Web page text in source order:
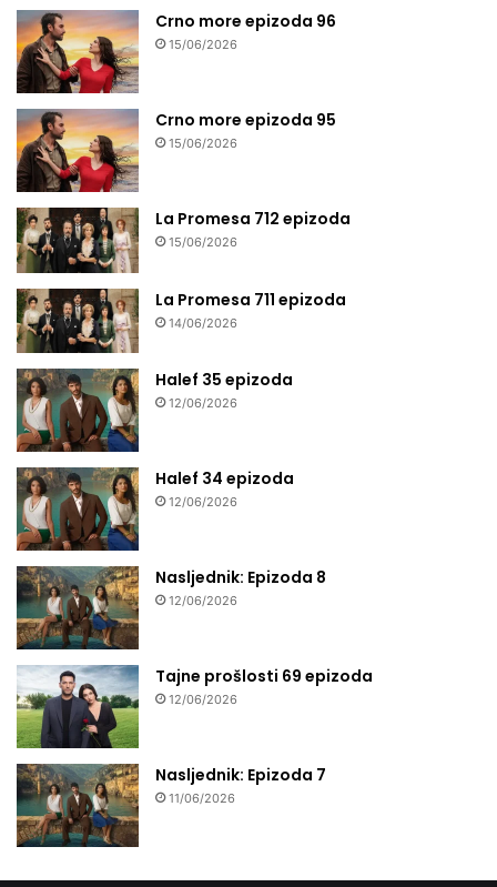
Crno more epizoda 96
15/06/2026
Crno more epizoda 95
15/06/2026
La Promesa 712 epizoda
15/06/2026
La Promesa 711 epizoda
14/06/2026
Halef 35 epizoda
12/06/2026
Halef 34 epizoda
12/06/2026
Nasljednik: Epizoda 8
12/06/2026
Tajne prošlosti 69 epizoda
12/06/2026
Nasljednik: Epizoda 7
11/06/2026